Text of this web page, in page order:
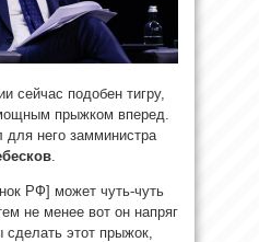
сейчас подобен тигру,
прыжком вперед.
для него замминистра
РФ] может чуть-чуть
не менее вот он напряг
этот прыжок,